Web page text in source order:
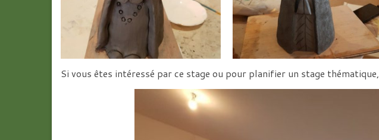
Si vous êtes intéressé par ce stage ou pour planifier un stage thématique,